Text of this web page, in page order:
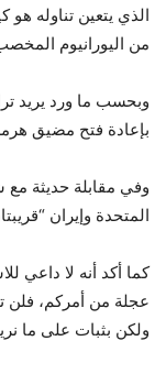
الذي يتعين تناوله
من اليورانيوم
وبحسب ما ورد يريد
بإعادة فتح مضيق
وفي مقابلة حديثة مع
المتحدة وإيران
كما أكد أنه لا داعي
عجلة من أمركم، فلن
ولكن بثبات على ما